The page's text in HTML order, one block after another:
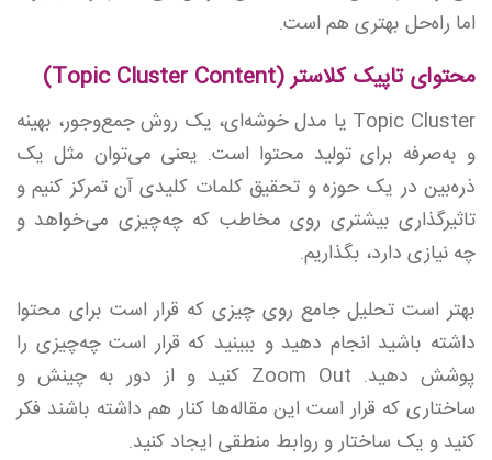
اما راه‌حل بهتری هم است.
محتوای تاپیک کلاستر (Topic Cluster Content)
Topic Cluster یا مدل خوشه‌ای، یک روش جمع‌وجور، بهینه
و به‌صرفه برای تولید محتوا است. یعنی می‌توان مثل یک
ذره‌بین در یک حوزه و تحقیق کلمات کلیدی آن تمرکز کنیم و
تاثیرگذاری بیشتری روی مخاطب که چه‌چیزی می‌خواهد و
چه نیازی دارد، بگذاریم.
بهتر است تحلیل جامع روی چیزی که قرار است برای محتوا
داشته باشید انجام دهید و ببینید که قرار است چه‌چیزی را
پوشش دهید. Zoom Out کنید و از دور به چینش و
ساختاری که قرار است این مقاله‌ها کنار هم داشته باشند فکر
کنید و یک ساختار و روابط منطقی ایجاد کنید.